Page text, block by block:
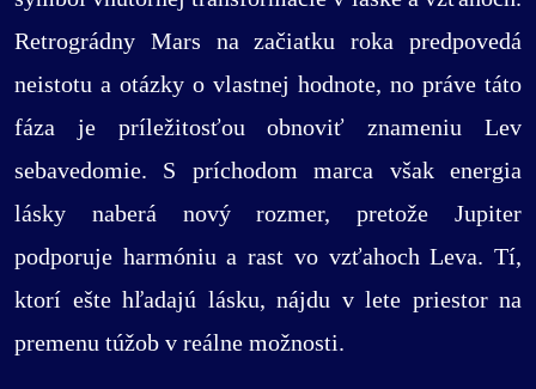
Retrográdny Mars na začiatku roka predpovedá
neistotu a otázky o vlastnej hodnote, no práve táto
fáza je príležitosťou obnoviť znameniu Lev
sebavedomie. S príchodom marca však energia
lásky naberá nový rozmer, pretože Jupiter
podporuje harmóniu a rast vo vzťahoch Leva. Tí,
ktorí ešte hľadajú lásku, nájdu v lete priestor na
premenu túžob v reálne možnosti.